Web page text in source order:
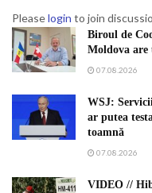
Pleaselogin to join
Biroul de
Moldova
07.08.2026
WSJ:
ar putea
toamnă
07.08.2026
VIDEO //